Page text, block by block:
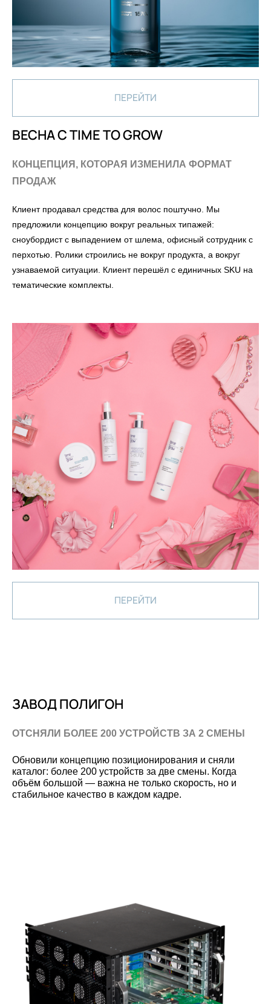
ПЕРЕЙТИ
ВЕСНА С TIME TO GROW
КОНЦЕПЦИЯ, КОТОРАЯ ИЗМЕНИЛА ФОРМАТ
ПРОДАЖ
Клиент продавал средства для волос поштучно. Мы
предложили концепцию вокруг реальных типажей:
сноубордист с выпадением от шлема, офисный сотрудник с
перхотью. Ролики строились не вокруг продукта, а вокруг
узнаваемой ситуации. Клиент перешёл с единичных SKU на
тематические комплекты.
ПЕРЕЙТИ
ЗАВОД ПОЛИГОН
ОТСНЯЛИ БОЛЕЕ 200 УСТРОЙСТВ ЗА 2 СМЕНЫ
Обновили концепцию позиционирования и сняли
каталог: более 200 устройств за две смены. Когда
объём большой — важна не только скорость, но и
стабильное качество в каждом кадре.